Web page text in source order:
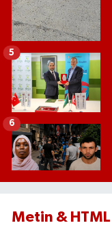
5
6
Metin & HTML